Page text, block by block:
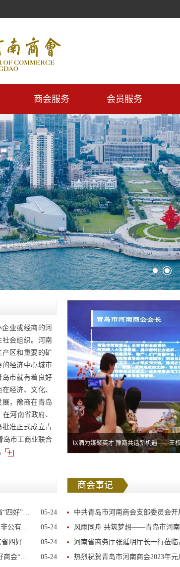
商会服务 会员服务
业或经商的河
会组织。河南
区和重要的矿
经济中心城市
市就有着良好
经济、文化、
，豫商在青岛
河南省政府、
准正式成立青
岛市工商业联合
05-24
会荣誉
05-24
”优秀共产党员“称号
05-24
会“殊荣
05-24
“殊荣
商会事记
中共青岛市河南商会支部委员会开展“迎七一 庆祝中国共产党成
风雨同舟 共筑梦想——青岛市河南商会三届一
河南省商务厅张延明厅长一行莅临青岛市
热烈祝贺青岛市河南商会2023年元月会长扩大会议暨2022年